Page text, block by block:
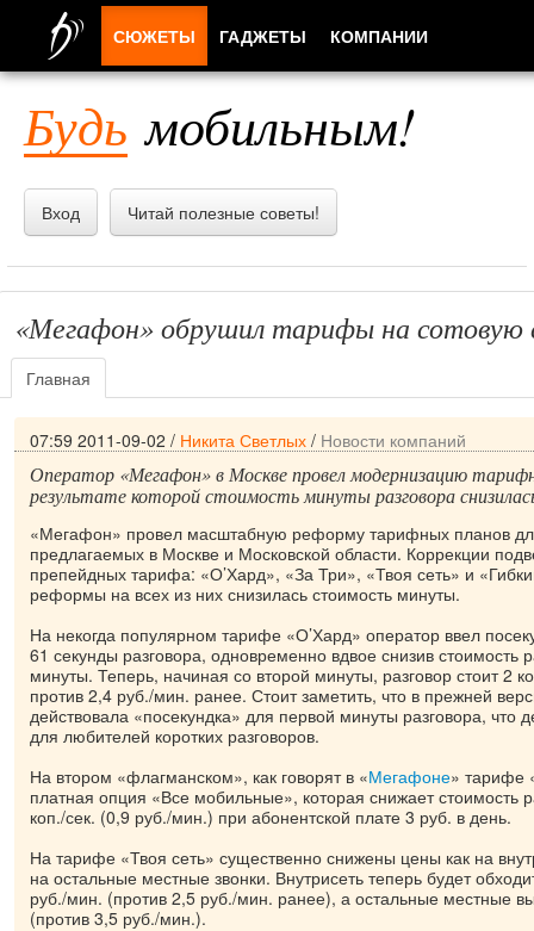
Будь мобильным!
Вход Читай полезные советы!
«Мегафон» обрушил тарифы на сотовую
Главная
07:59 2011-09-02 / Никита Светлых / Новости компаний
Оператор «Мегафон» в Москве провел модернизацию
результате которой стоимость минуты разговора
«Мегафон» провел масштабную реформу тарифных планов
предлагаемых в Москве и Московской области. Коррекции
препейдных тарифа: «О’Хард», «За Три», «Твоя сеть» и
реформы на всех из них снизилась стоимость минуты.
На некогда популярном тарифе «О’Хард» оператор ввел
61 секунды разговора, одновременно вдвое снизив стоимость
минуты. Теперь, начиная со второй минуты, разговор стоит 2
против 2,4 руб./мин. ранее. Стоит заметить, что в прежней
действовала «посекундка» для первой минуты разговора, что
для любителей коротких разговоров.
На втором «флагманском», как говорят в «Мегафоне» тарифе
платная опция «Все мобильные», которая снижает стоимость
коп./сек. (0,9 руб./мин.) при абонентской плате 3 руб. в день.
На тарифе «Твоя сеть» существенно снижены цены как на
на остальные местные звонки. Внутрисеть теперь будет
руб./мин. (против 2,5 руб./мин. ранее), а остальные местные
(против 3,5 руб./мин.).
СЮЖЕТЫ ГАДЖЕТЫ КОМПАНИИ
ПРИЛОЖЕНИЯ